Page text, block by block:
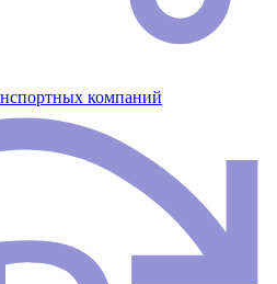
компаний